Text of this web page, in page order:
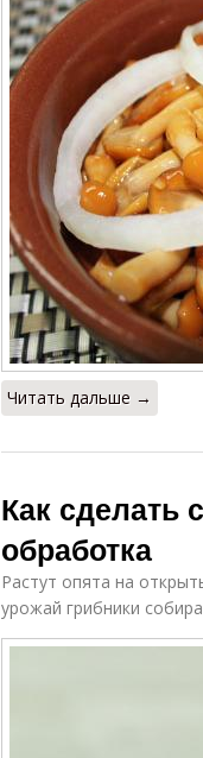
Читать дальше →
Как сделать
обработка
Растут опята на
урожай грибники